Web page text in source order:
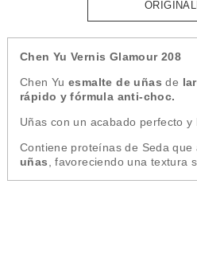
Chen Yu Vernis Glamour 208
Chen Yuesmalte de uñas de
rápido y fórmula anti-choc.
Uñas con un acabado perfecto y
Contiene proteínas de Seda que
uñas , favoreciendo una textura